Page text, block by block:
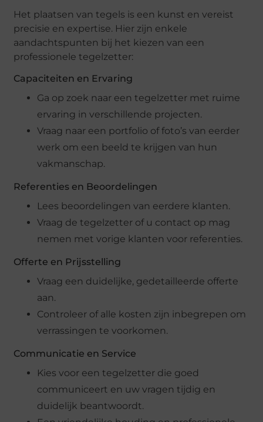
Het plaatsen van tegels is een kunst en vereist
precisie en expertise. Hier zijn enkele
aandachtspunten bij het kiezen van een
professionele tegelzetter:
Capaciteiten en Ervaring
Ga op zoek naar een tegelzetter met ruime
ervaring in verschillende projecten.
Vraag naar een portfolio of foto’s van eerder
werk om een beeld te krijgen van hun
vakmanschap.
Referenties en Beoordelingen
Lees beoordelingen van eerdere klanten.
Vraag de tegelzetter of u contact op mag
nemen met vorige klanten voor referenties.
Offerte en Prijsstelling
Vraag een duidelijke, gedetailleerde offerte
aan.
Controleer of alle kosten zijn inbegrepen om
verrassingen te voorkomen.
Communicatie en Service
Kies voor een tegelzetter die goed
communiceert en uw vragen tijdig en
duidelijk beantwoordt.